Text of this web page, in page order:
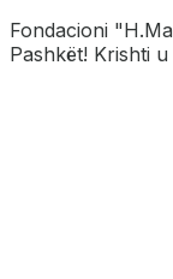
Fondacioni
Pashkët! Krishti